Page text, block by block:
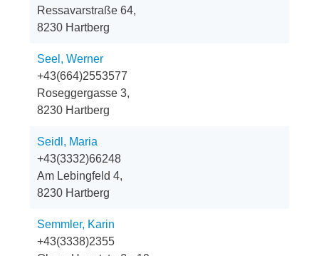
Ressavarstraße 64,
8230 Hartberg
Seel, Werner
+43(664)2553577
Roseggergasse 3,
8230 Hartberg
Seidl, Maria
+43(3332)66248
Am Lebingfeld 4,
8230 Hartberg
Semmler, Karin
+43(3338)2355